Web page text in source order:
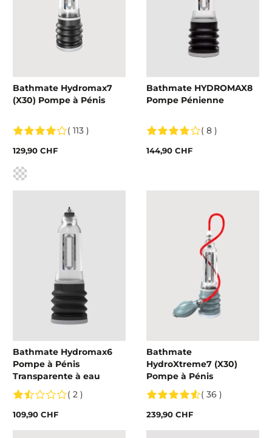
Bathmate Hydromax7
(X30) Pompe à Pénis
( 113 )
129,90 CHF
Couleur
Bathmate HYDROMAX8
Pompe Pénienne
( 8 )
144,90 CHF
Bathmate Hydromax6
Pompe à Pénis
Transparente à eau
( 2 )
109,90 CHF
Bathmate
HydroXtreme7 (X30)
Pompe à Pénis
( 36 )
239,90 CHF